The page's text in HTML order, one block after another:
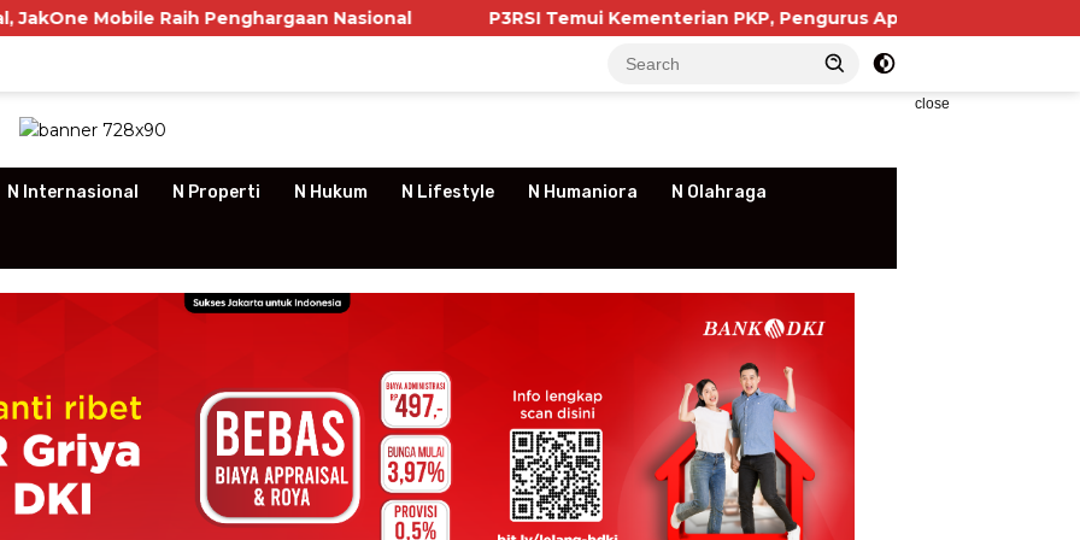
Penghargaan Nasional P3RSI Temui Kementerian PKP, Pengurus Apartemen Soroti Kewajiban NIB yang
close
N Internasional N Properti N Hukum N Lifestyle N Humaniora N Olahraga